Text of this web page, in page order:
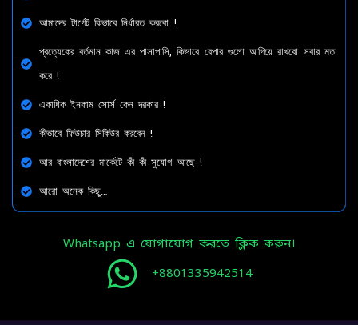
আমাদের টার্গেট কিভাবে নির্ধারত করবো !
প্রত্যেকের বর্তমান কাজ এর পাসাপাসি, কিভাবে বেপার গুলো আগিয়ে রাখবো সবার মত
করে !
একাধিক ইনকাম সোর্স কেন দরকার !
কীভাবে ফিউচার সিকিউর করবেন !
আর বাংলাদেশের মার্কেটে কী কী সুযোগ আছে !
আরো অনেক কিছু…
Whatsapp এ যোগাযোগ করতে ক্লিক করুন।
+8801335942514